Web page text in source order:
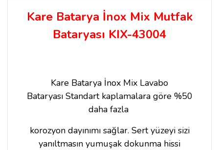
Kare Batarya İnox Mix Mutfak
Bataryası KIX-43004
Kare Batarya İnox Mix Lavabo
Bataryası Standart kaplamalara göre %50
daha fazla
korozyon dayınımı sağlar. Sert yüzeyi sizi
yanıltmasın yumuşak dokunma hissi